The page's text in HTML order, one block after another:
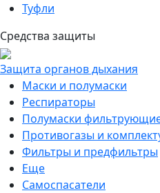
Туфли
Средства защиты
Защита органов дыхания
Маски и полумаски
Респираторы
Полумаски
Противогазы и
Фильтры и предфильтры
Еще
Самоспасатели